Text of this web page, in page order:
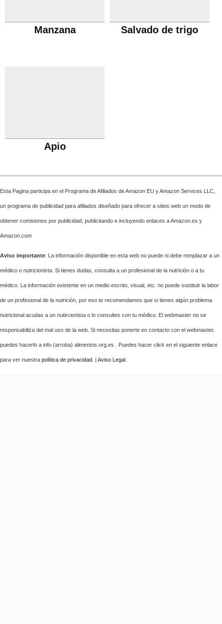
Manzana Salvado de trigo
Apio
Esta Pagina participa en el Programa de Afiliados de Amazon EU y Amazon Services LLC,
un programa de publicidad para afiliados diseñado para ofrecer a sitios web un modo de
obtener comisiones por publicidad, publicitando e incluyendo enlaces a Amazon.es y
Amazon.com
Aviso importante: La información disponible en esta web no puede ni debe remplazar a un
médico o nutricionista. Si tienes dudas, consulta a un profesional de la nutrición o a tu
médico. La información existente en un medio escrito, visual, etc. no puede sustituir la labor
de un profesional de la nutrición, por eso te recomendamos que si tienes algún problema
nutricional acudas a un nutircionista o lo consultes con tu médico. El webmaster no se
responsabiliza del mal uso de la web. Si necesitas ponerte en contacto con el webmaster,
puedes hacerlo a info (arroba) alimentos.org.es . Puedes hacer click en el siguiente enlace
para ver nuestra política de privacidad . | Aviso Legal